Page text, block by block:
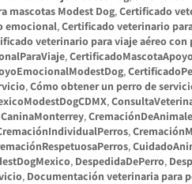
mascotas Modest Dog, Certificado
emocional, Certificado veterinario
veterinario para viaje aéreo con
,
,
, Cómo obtener un perro de
,
,
,
,
, DespedidaDePerro,
, Documentación veterinaria para